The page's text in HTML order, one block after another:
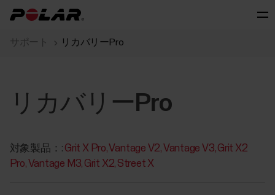
サポート リカバリーPro
リカバリーPro
対象製品：: Grit X Pro Vantage V2 Vantage V3 Grit X2
Pro Vantage M3 Grit X2 Street X